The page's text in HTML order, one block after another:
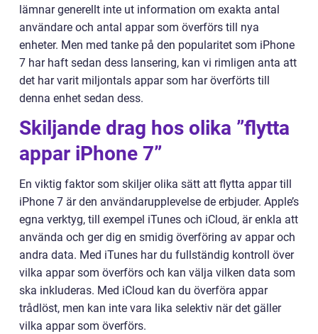
lämnar generellt inte ut information om exakta antal
användare och antal appar som överförs till nya
enheter. Men med tanke på den popularitet som iPhone
7 har haft sedan dess lansering, kan vi rimligen anta att
det har varit miljontals appar som har överförts till
denna enhet sedan dess.
Skiljande drag hos olika ”flytta
appar iPhone 7”
En viktig faktor som skiljer olika sätt att flytta appar till
iPhone 7 är den användarupplevelse de erbjuder. Apple’s
egna verktyg, till exempel iTunes och iCloud, är enkla att
använda och ger dig en smidig överföring av appar och
andra data. Med iTunes har du fullständig kontroll över
vilka appar som överförs och kan välja vilken data som
ska inkluderas. Med iCloud kan du överföra appar
trådlöst, men kan inte vara lika selektiv när det gäller
vilka appar som överförs.